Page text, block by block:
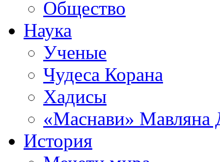
Общество
Наука
Ученые
Чудеса Корана
Хадисы
«Маснави» Мавляна
История